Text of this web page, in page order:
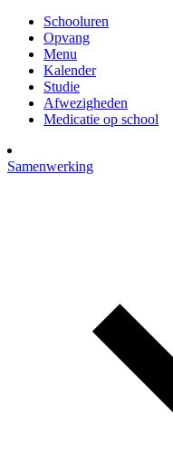
Schooluren
Opvang
Menu
Kalender
Studie
Afwezigheden
Medicatie op school
Samenwerking